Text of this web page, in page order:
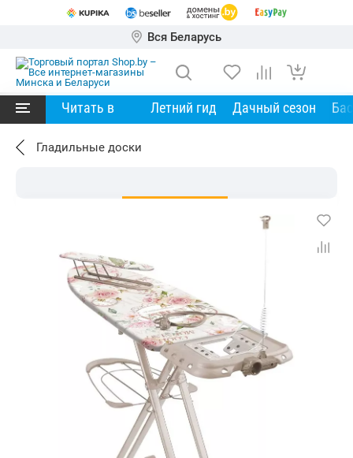
Вся Беларусь
Читать в Летний гид Дачный сезон
Гладильные доски